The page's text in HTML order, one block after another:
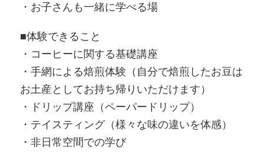
・お子さんも一緒に学べる場
■体験できること
・コーヒーに関する基礎講座
・手網による焙煎体験（自分で焙煎したお豆は
お土産としてお持ち帰りいただけます）
・ドリップ講座（ペーパードリップ）
・テイスティング（様々な味の違いを体感）
・非日常空間での学び